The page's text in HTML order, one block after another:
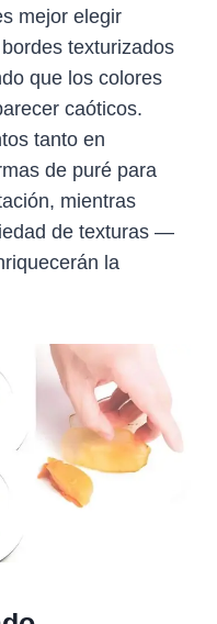
mejor elegir
texturizados
que los colores
caóticos.
tanto en
de puré para
mientras
de texturas —
la